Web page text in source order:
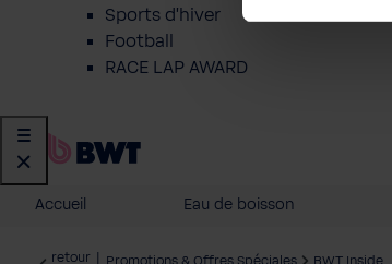
Sports d'hiver
Football
RACE LAP AWARD
Accueil Eau de boisson
retour